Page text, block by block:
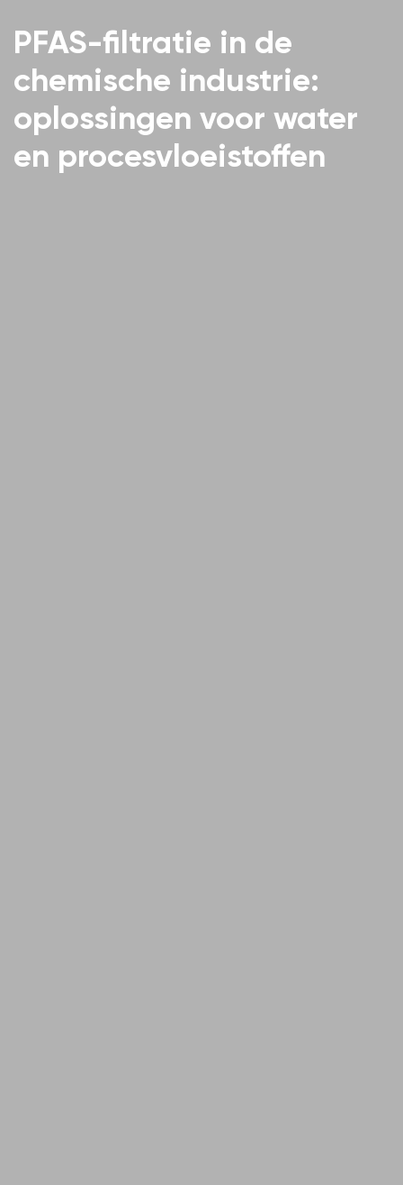
PFAS-filtratie in de
chemische industrie:
oplossingen voor water
en procesvloeistoffen